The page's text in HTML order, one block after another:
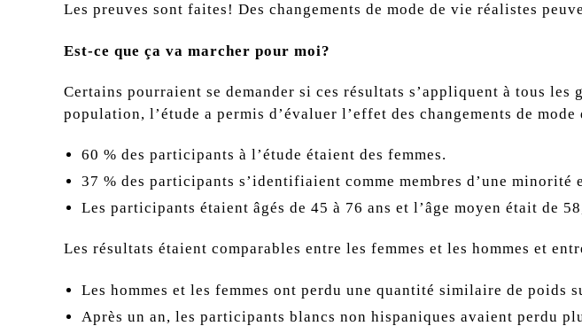
Les preuves sont faites! Des changements de mode de vie réalistes
Est-ce que ça va marcher pour moi?
Certains pourraient se demander si ces résultats s’appliquent à tous
population, l’étude a permis d’évaluer l’effet des changements de
60 % des participants à l’étude étaient des femmes.
37 % des participants s’identifiaient comme membres d’une minorité
Les participants étaient âgés de 45 à 76 ans et l’âge moyen était de
Les résultats étaient comparables entre les femmes et les hommes et
Les hommes et les femmes ont perdu une quantité similaire de poids
Après un an, les participants blancs non hispaniques avaient perdu